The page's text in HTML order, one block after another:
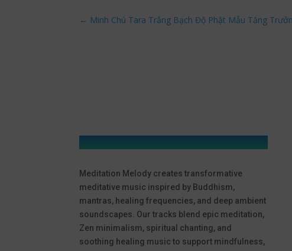
← Minh Chú Tara Trắng Bạch Độ Phật Mẫu Tăng
Meditation Melody creates transformative
meditative music inspired by Buddhism,
mantras, healing frequencies, and deep ambient
soundscapes. Our tracks blend epic meditation,
Zen minimalism, spiritual chanting, and
soothing healing music to support mindfulness,